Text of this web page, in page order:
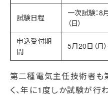
試験日程
一次試験：8
（日）
申込受付期
間
5月20日（月
第二種電気主任技術者も
く、年に1度しか試験が行